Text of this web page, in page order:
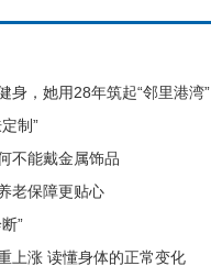
身，她用28年筑起“邻里港湾”
制”
不能戴金属饰品
老保障更贴心
”
上涨 读懂身体的正常变化